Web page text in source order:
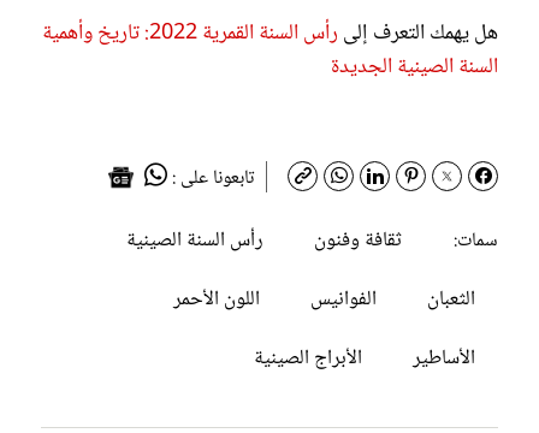
هل يهمك التعرف إلى
رأس السنة القمرية 2022: تاريخ وأهمية
السنة الصينية الجديدة
تابعونا على :
سمات:
ثقافة وفنون
رأس السنة الصينية
الثعبان
الفوانيس
اللون الأحمر
الأساطير
الأبراج الصينية